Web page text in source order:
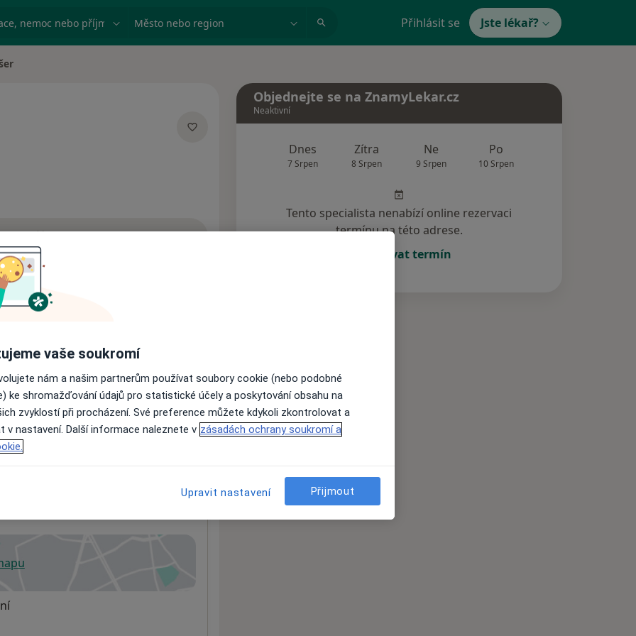
nemoc nebo příjmení Město nebo region Přihlásit se Jste lékař?
Rezervovat termín
nejsou k dispozici
informace o svých službách.
v nové záložce
Objednejte se na ZnamyLekar.cz
Neaktivní
Dnes
7 Srpen
Zítra
8 Srpen
Ne
9 Srpen
Po
10 Srpen
Tento specialista nenabízí online rezervaci
termínu na této adrese.
Rezervovat termín
vaše soukromí
nám a našim partnerům používat soubory cookie (nebo podobné
ke shromažďování údajů pro statistické účely a poskytování obsahu na
zvyklostí při procházení. Své preference můžete kdykoli zkontrolovat a
v nastavení. Další informace naleznete v zásadách ochrany soukromí a
Upravit nastavení Přijmout